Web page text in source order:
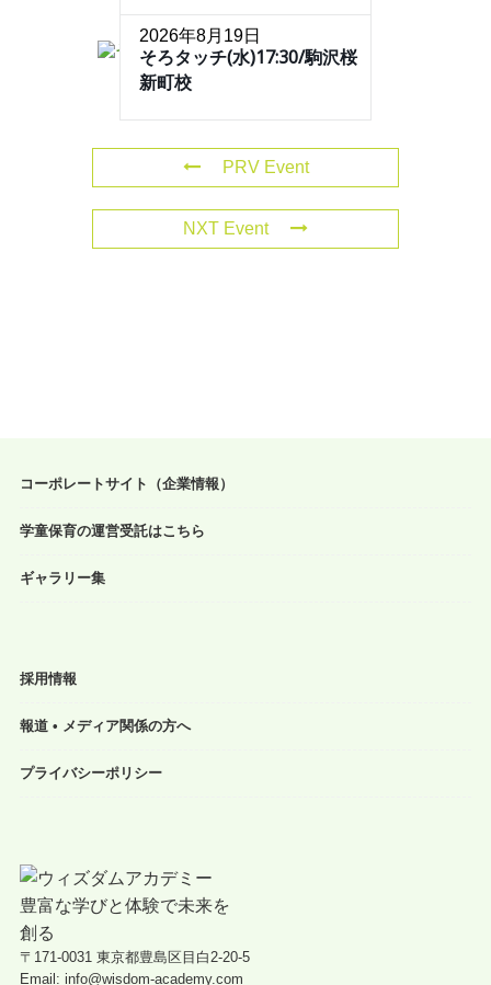
2026年8月19日
そろタッチ(水)17:30/駒沢桜
新町校
PRV Event
NXT Event
コーポレートサイト（企業情報）
学童保育の運営受託はこちら
ギャラリー集
採用情報
報道 • メディア関係の方へ
プライバシーポリシー
〒171-0031 東京都豊島区目白2-20-5
Email: info@wisdom-academy.com